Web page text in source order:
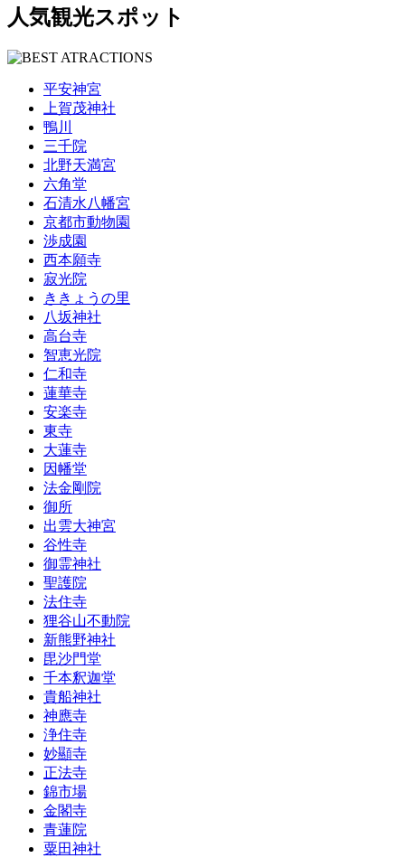
人気観光スポット
平安神宮
上賀茂神社
鴨川
三千院
北野天満宮
六角堂
石清水八幡宮
京都市動物園
渉成園
西本願寺
寂光院
ききょうの里
八坂神社
高台寺
智恵光院
仁和寺
蓮華寺
安楽寺
東寺
大蓮寺
因幡堂
法金剛院
御所
出雲大神宮
谷性寺
御霊神社
聖護院
法住寺
狸谷山不動院
新熊野神社
毘沙門堂
千本釈迦堂
貴船神社
神應寺
浄住寺
妙顯寺
正法寺
錦市場
金閣寺
青蓮院
粟田神社